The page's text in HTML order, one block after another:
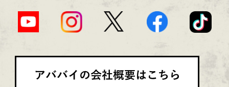
明確にした上で、目的の範囲内において利用させ
ていただきます。
（３）法令等の遵守
当社は、個人情報保護に関する管理の体制と仕組
みについて継続的改善を実施します。